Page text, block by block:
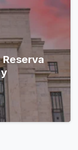
Reserva